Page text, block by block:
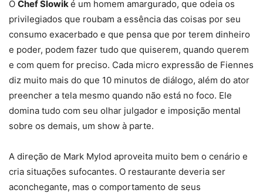
O Chef Slowik é um homem amargurado, que odeia os
privilegiados que roubam a essência das coisas por seu
consumo exacerbado e que pensa que por terem dinheiro
e poder, podem fazer tudo que quiserem, quando querem
e com quem for preciso. Cada micro expressão de Fiennes
diz muito mais do que 10 minutos de diálogo, além do ator
preencher a tela mesmo quando não está no foco. Ele
domina tudo com seu olhar julgador e imposição mental
sobre os demais, um show à parte.
A direção de Mark Mylod aproveita muito bem o cenário e
cria situações sufocantes. O restaurante deveria ser
aconchegante, mas o comportamento de seus